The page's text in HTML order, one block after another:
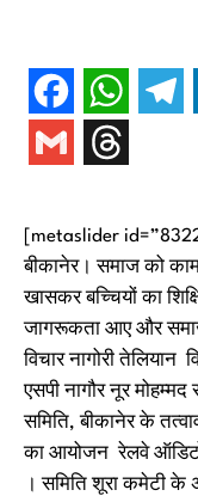
[metaslider
बीकानेर। समाज को
खासकर बच्चियों का
जागरूकता आए और
विचार नागोरी
एसपी नागौर नूर मोहम्मद
समिति, बीकानेर के
का आयोजन रेलवे
। समिति शूरा कमेटी के